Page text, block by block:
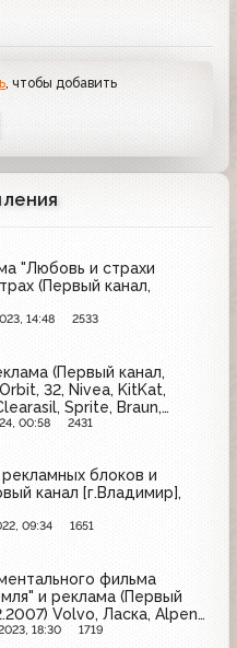
, чтобы добавить
"Любовь и страхи
(Первый канал,
14:48 2533
(Первый канал,
32, Nivea, KitKat,
Sprite, Braun,
Maggi, Garnier, Коделак,
48 копеек
00:58 2431
блоков и
канал [г.Владимир],
09:34 1651
фильма
и реклама (Первый
Volvo, Ласка, Alpen
Kur, Махеевъ, Coldrex,
18:30 1719